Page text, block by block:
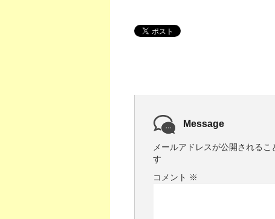
Message
メールアドレスが公開されるこ
す
コメント ※